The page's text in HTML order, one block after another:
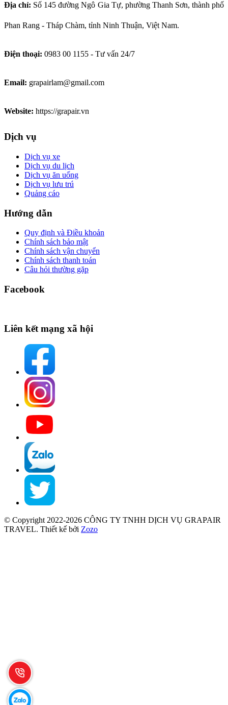
Địa chỉ: Số 145 đường Ngô Gia Tự, phường Thanh Sơn, thành phố
Phan Rang - Tháp Chàm, tỉnh Ninh Thuận, Việt Nam.
Điện thoại: 0983 00 1155 - Tư vấn 24/7
Email: grapairlam@gmail.com
Website: https://grapair.vn
Dịch vụ
Dịch vụ xe
Dịch vụ du lịch
Dịch vụ ăn uống
Dịch vụ lưu trú
Quảng cáo
Hướng dẫn
Quy định và Điều khoản
Chính sách bảo mật
Chính sách vận chuyển
Chính sách thanh toán
Câu hỏi thường gặp
Facebook
Liên kết mạng xã hội
© Copyright 2022-2026 CÔNG TY TNHH DỊCH VỤ GRAPAIR
TRAVEL. Thiết kế bởi Zozo